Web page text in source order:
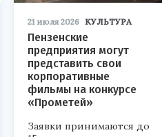
21 июля 2026 КУЛЬТУРА
Пензенские
предприятия могут
представить свои
корпоративные
фильмы на конкурсе
«Прометей»
Заявки принимаются до